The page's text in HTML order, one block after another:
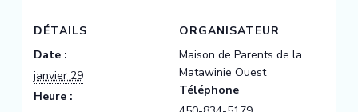
DÉTAILS
Date :
janvier 29
Heure :
ORGANISATEUR
Maison de Parents de la
Matawinie Ouest
Téléphone